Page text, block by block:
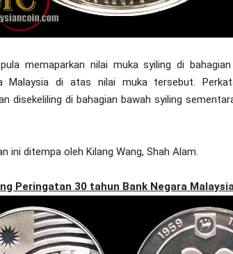
memaparkan nilai muka syiling di
Malaysia di atas nilai muka tersebut.
disekeliling di bahagian bawah syiling
ini ditempa oleh Kilang Wang, Shah Alam.
Peringatan 30 tahun Bank Negara